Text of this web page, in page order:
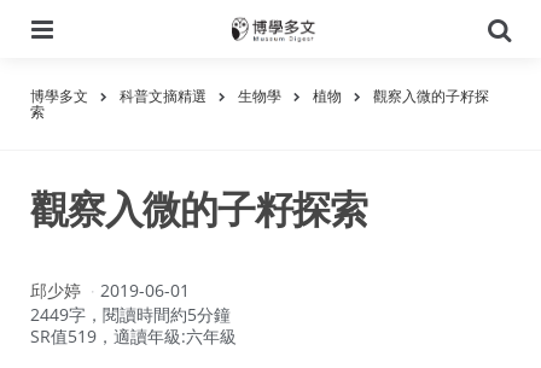
尋
博學多文 科普文摘精選 生物學 植物 觀察入微的子籽探
索
觀察入微的子籽探索
作
者：
邱少婷
2019-06-01
2449字，閱讀時間約5分鐘
SR值519，適讀年級:六年級